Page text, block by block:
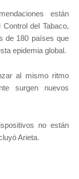
están
del Tabaco,
de 180 países que
epidemia global.
al mismo ritmo
surgen nuevos
no están
Arieta.